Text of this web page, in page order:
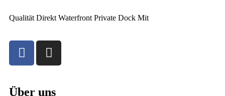
Qualität Direkt Waterfront Private Dock Mit
Über uns